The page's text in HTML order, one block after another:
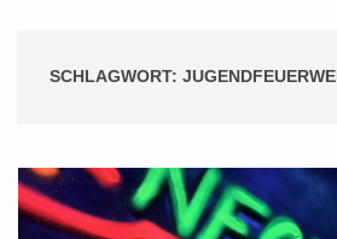
SCHLAGWORT: